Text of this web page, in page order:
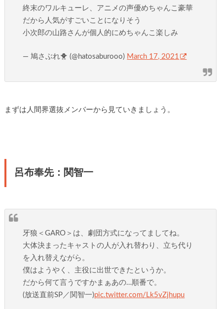
終末のワルキューレ、アニメの声優めちゃんこ豪華
だから人気がすごいことになりそう
小次郎の山路さんが個人的にめちゃんこ楽しみ
— 鳩さぶれ🐥 (@hatosaburooo) March 17, 2021
まずは人間界選抜メンバーから見ていきましょう。
呂布奉先：関智一
牙狼＜GARO＞は、劇団方式になってましてね。
大体決まったキャストの人が入れ替わり、立ち代り
を入れ替えながら。
僕はようやく、主役に出世できたというか。
だから何て言うですかまぁあの…順番で。
(放送直前SP／関智一)pic.twitter.com/Lk5vZjhupu